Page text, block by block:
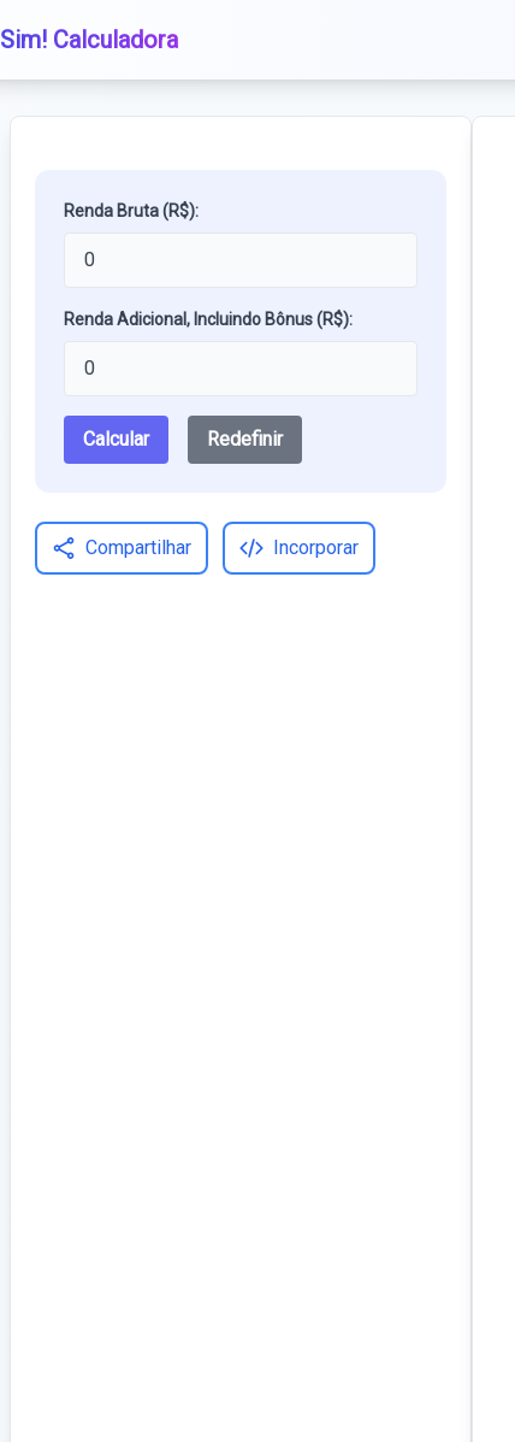
Sim! Calculadora
Renda Bruta (R$):
Renda Adicional, Incluindo Bônus (R$):
Calcular Redefinir
Compartilhar Incorporar